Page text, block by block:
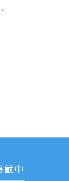
載中